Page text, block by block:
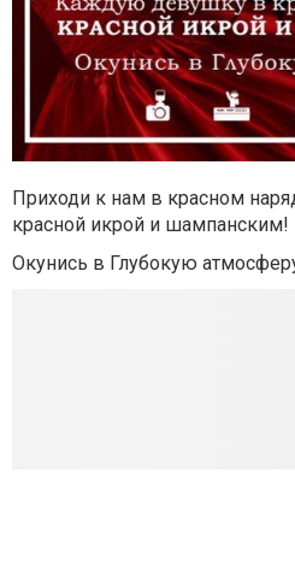
Приходи к нам в красном
красной икрой и шампанским!
Окунись в Глубокую